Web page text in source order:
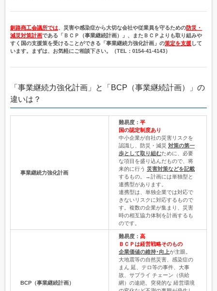
釧路商工会議所では、災害や感染症から大切な会社や従業員を守るための防災・
減災対策計画である「ＢＣＰ（事業継続計画）」、またＢＣＰよりも取り組みや
すく国の支援策を受けることができる「事業継続力強化計画」の策定を支援して
います。まずは、お気軽にご相談下さい。（TEL：0154-41-4143）
「事業継続力強化計画」と「BCP（事業継続計画）」の
違いは？
事業継続力強化計画
難易度： 平
国の認定制度あり
中小企業が自社の災害リスクを
認識し、防災・減災 対策の第一
歩として取り組むために、必要
な項目を盛り込んだもので、将
来的に行う 災害対策などを記載
するもの。→計画には単独型と
連携型があります。
連携型は、単独企業では対応で
きないリスクに対応するもので
す。複数の企業が集まり、災害
時の相互協力体制を計画するも
のです。
BCP（事業継続計画）
難易度： 高
ＢＣＰは経営戦略そのもの
企業価値の維持･向上が主眼。
大地震等の自然災害、感染症の
まん 延、テロ等の事件、大事
故、サプライ チェーン（供給
網）の途絶、突発的な 経営環境